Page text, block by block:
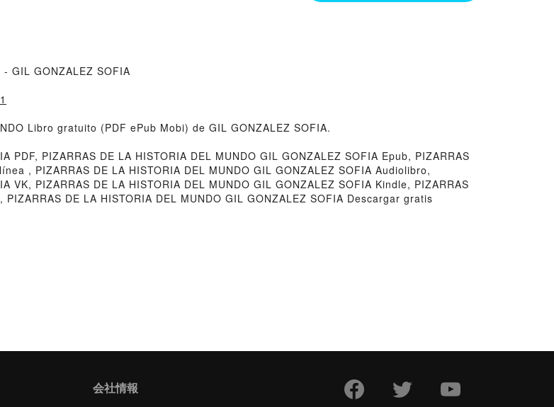
GIL GONZALEZ SOFIA
Libro gratuito (PDF ePub Mobi) de GIL GONZALEZ SOFIA.
PDF, PIZARRAS DE LA HISTORIA DEL MUNDO GIL GONZALEZ SOFIA Epub, PIZARRAS
, PIZARRAS DE LA HISTORIA DEL MUNDO GIL GONZALEZ SOFIA Audiolibro,
VK, PIZARRAS DE LA HISTORIA DEL MUNDO GIL GONZALEZ SOFIA Kindle, PIZARRAS
DE LA HISTORIA DEL MUNDO GIL GONZALEZ SOFIA Descargar gratis
会社情報